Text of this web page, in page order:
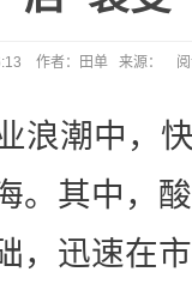
作者：田单 来源：
浪潮中，
。其中，
，迅速在